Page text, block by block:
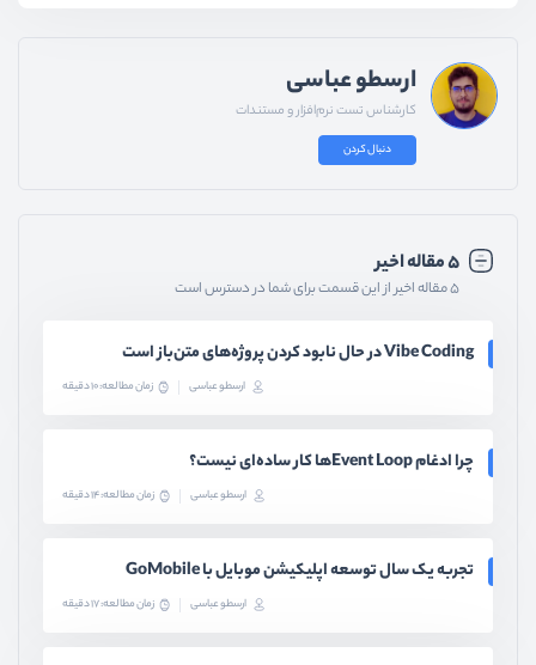
ارسطو عباسی
کارشناس تست نرم‌افزار و مستندات
دنبال کردن
۵ مقاله اخیر
۵ مقاله اخیر از این قسمت برای شما در دسترس است
Vibe Coding در حال نابود کردن پروژه‌های متن‌باز است
ارسطو عباسی زمان مطالعه: 10 دقیقه
چرا ادغام Event Loopها کار ساده‌ای نیست؟
ارسطو عباسی زمان مطالعه: 14 دقیقه
تجربه یک سال توسعه اپلیکیشن موبایل با GoMobile
ارسطو عباسی زمان مطالعه: 17 دقیقه